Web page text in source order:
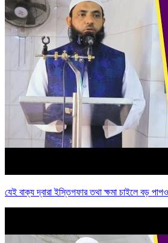
যেই বাক্য দ্বারা ইস্তিগফার তথা ক্ষমা চাইলে বড়